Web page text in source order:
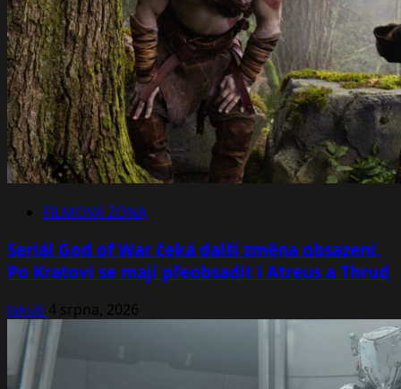
FILMOVÁ ZÓNA
Seriál God of War čeká další změna obsazení.
Po Kratovi se mají přeobsadit i Atreus a Thrud
Jakub 4 srpna, 2026